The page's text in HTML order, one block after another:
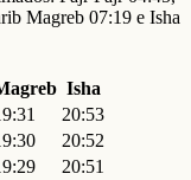
Magreb 07:19 e Isha
Isha
20:53
20:52
20:51